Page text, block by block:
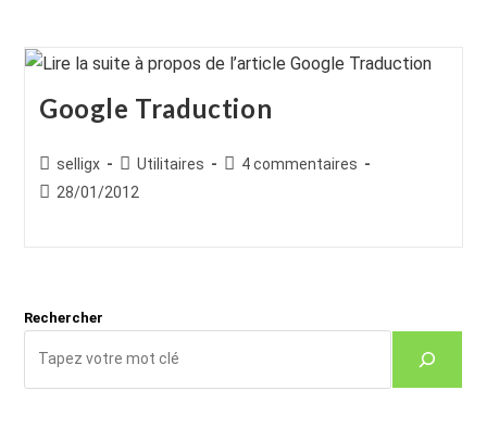
Google Traduction
Auteur/autrice
de
selligx
Post
category:
Utilitaires
Commentaires
4 commentaires
Publication
28/01/2012
Rechercher